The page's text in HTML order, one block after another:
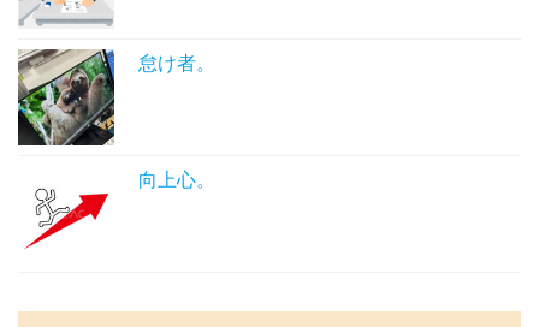
怠け者。
向上心。